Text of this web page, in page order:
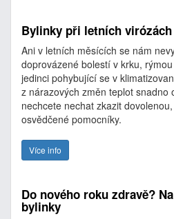
Bylinky při letních virózách
Ani v letních měsících se nám
doprovázené bolestí v krku,
jedinci pohybující se v
z nárazových změn teplot snadno
nechcete nechat zkazit
osvědčené pomocníky.
Více info
Do nového roku zdravě?
bylinky